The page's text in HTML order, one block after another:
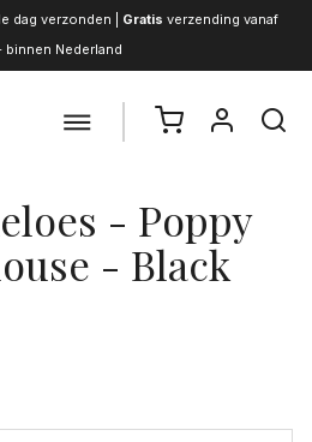
dag verzonden | Gratis verzending vanaf
binnen Nederland
- Poppy
- Black